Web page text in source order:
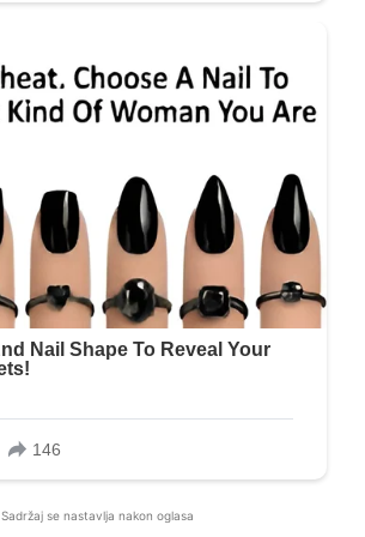
Sadržaj se nastavlja nakon oglasa